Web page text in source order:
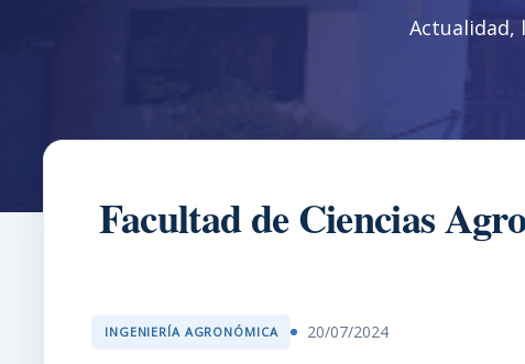
Actualidad,
Facultad de Ciencias
INGENIERÍA AGRONÓMICA 20/07/2024